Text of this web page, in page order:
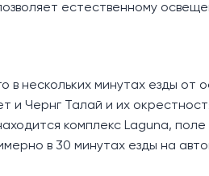
естественному
в нескольких минутах езды от
и Чернг Талай и их
комплекс Laguna,
в 30 минутах езды на